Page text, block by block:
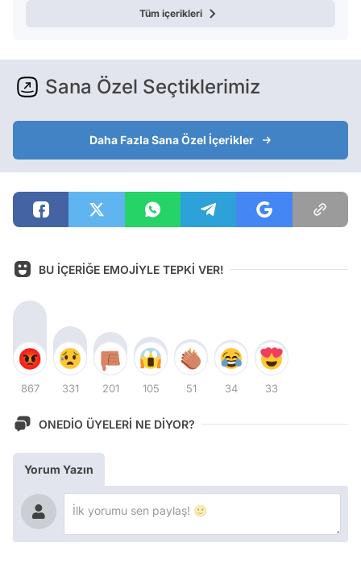
Tüm içerikleri
Sana Özel Seçtiklerimiz
Daha Fazla Sana Özel İçerikler
BU İÇERİĞE EMOJİYLE TEPKİ VER!
867 331 201 105 51 34 33
ONEDİO ÜYELERİ NE DİYOR?
Yorum Yazın